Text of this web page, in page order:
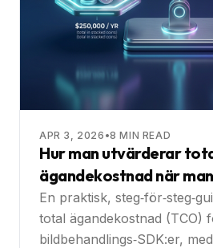
APR 3, 2026 •8 MIN READ
Hur man utvärderar
ägandekostnad när
bildbehandlings‑SDK
En praktisk,
total ägandekostnad (TCO)
bildbehandlings‑SDK:er,